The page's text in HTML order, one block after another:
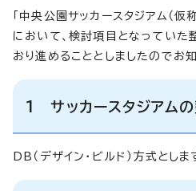
「中央公園サッカースタジアム（仮
において、検討項目となっていた
おり進めることとしましたのでお知
1 サッカースタジアム
DB（デザイン・ビルド）方式としま